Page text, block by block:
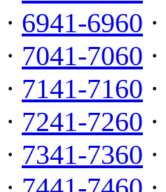
· 6941-6960 ·
· 7041-7060 ·
· 7141-7160 ·
· 7241-7260 ·
· 7341-7360 ·